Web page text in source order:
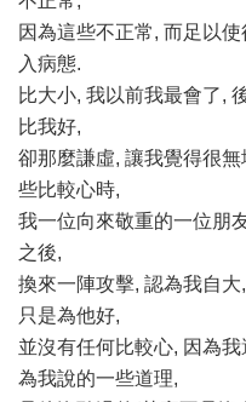
因為這些不正常, 而足以
入病態.
比大小, 我以前我最會了,
比我好,
卻那麼謙虛, 讓我覺得很
些比較心時,
我一位向來敬重的一位朋
之後,
換來一陣攻擊, 認為我自
只是為他好,
並沒有任何比較心, 因為
為我說的一些道理,